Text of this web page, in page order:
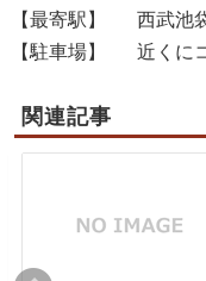
【最寄駅】
西武池
【駐車場】
近くに
関連記事